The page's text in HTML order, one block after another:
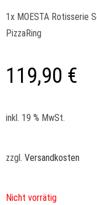
1x MOESTA Rotisserie
PizzaRing
119,90 €
inkl. 19 % MwSt.
zzgl. Versandkosten
Nicht vorrätig